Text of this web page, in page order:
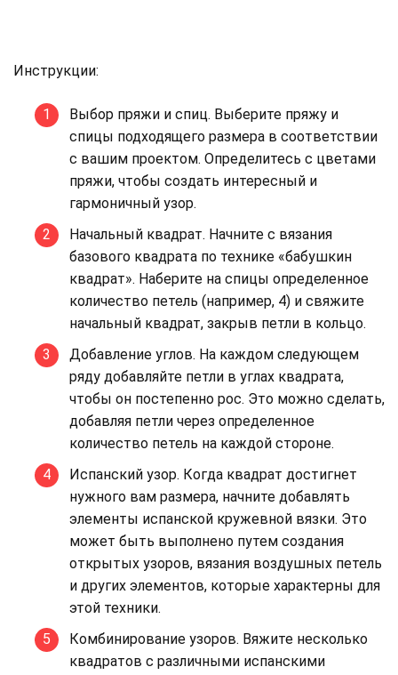
Инструкции:
Выбор пряжи и спиц. Выберите пряжу и
спицы подходящего размера в соответствии
с вашим проектом. Определитесь с цветами
пряжи, чтобы создать интересный и
гармоничный узор.
Начальный квадрат. Начните с вязания
базового квадрата по технике «бабушкин
квадрат». Наберите на спицы определенное
количество петель (например, 4) и свяжите
начальный квадрат, закрыв петли в кольцо.
Добавление углов. На каждом следующем
ряду добавляйте петли в углах квадрата,
чтобы он постепенно рос. Это можно сделать,
добавляя петли через определенное
количество петель на каждой стороне.
Испанский узор. Когда квадрат достигнет
нужного вам размера, начните добавлять
элементы испанской кружевной вязки. Это
может быть выполнено путем создания
открытых узоров, вязания воздушных петель
и других элементов, которые характерны для
этой техники.
Комбинирование узоров. Вяжите несколько
квадратов с различными испанскими